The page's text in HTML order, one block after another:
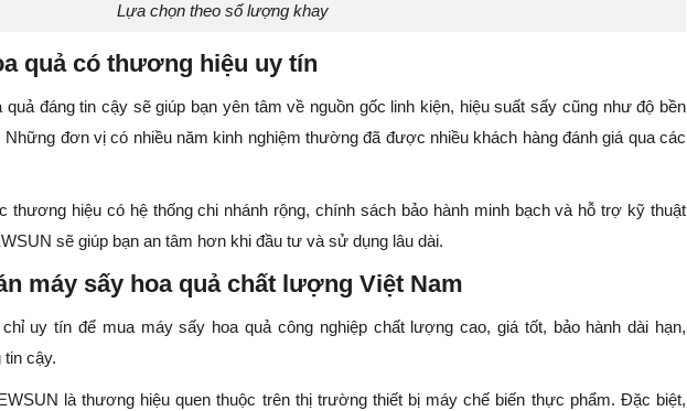
Lựa chọn theo số lượng khay
quả có thương hiệu uy tín
đáng tin cậy sẽ giúp bạn yên tâm về nguồn gốc linh kiện, hiệu suất sấy cũng như độ bền
đơn vị có nhiều năm kinh nghiệm thường đã được nhiều khách hàng đánh giá qua các
thương hiệu có hệ thống chi nhánh rộng, chính sách bảo hành minh bạch và hỗ trợ kỹ thuật
sẽ giúp bạn an tâm hơn khi đầu tư và sử dụng lâu dài.
máy sấy hoa quả chất lượng Việt Nam
uy tín để mua máy sấy hoa quả công nghiệp chất lượng cao, giá tốt, bảo hành dài hạn,
cậy.
là thương hiệu quen thuộc trên thị trường thiết bị máy chế biến thực phẩm. Đặc biệt,